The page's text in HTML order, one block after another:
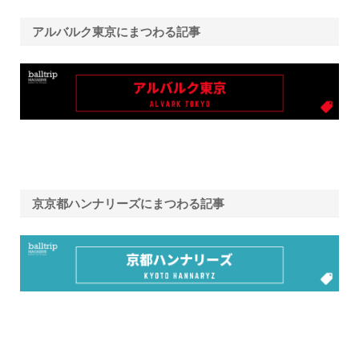
アルバルク東京にまつわる記事
京京都ハンナリーズにまつわる記事